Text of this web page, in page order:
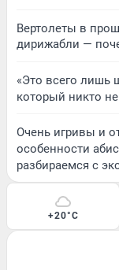
Вертолеты в
дирижабли —
«Это всего лишь
который никто
Очень игривы и
особенности
разбираемся с
+20°C